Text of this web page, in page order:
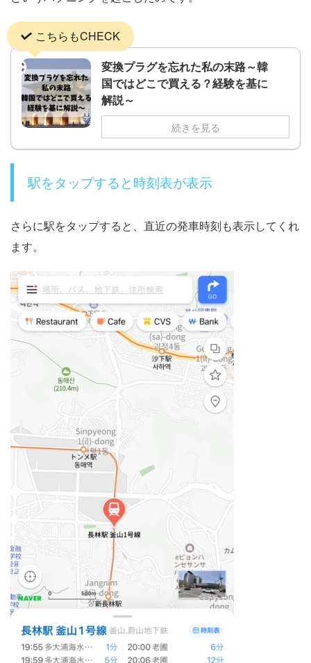
こちらもCHECK
変換プラグを忘れた私の末路～韓
国ではどこで買える？経験を基に
解説～
続きを見る
駅をタップすると時刻表が表示
さらに駅をタップすると、直近の発車時刻も表示してくれ
ます。